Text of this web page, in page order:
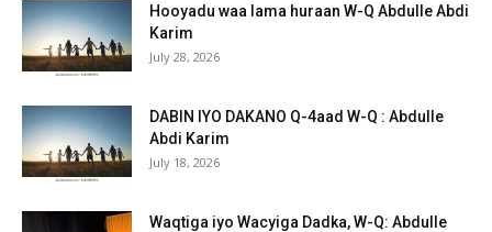
Hooyadu waa lama huraan W-Q Abdulle Abdi
Karim
July 28, 2026
DABIN IYO DAKANO Q-4aad W-Q : Abdulle
Abdi Karim
July 18, 2026
Waqtiga iyo Wacyiga Dadka, W-Q: Abdulle